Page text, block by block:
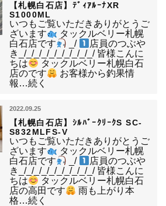
【札幌白石店】ﾃﾞｨｱﾙｰﾅXR
S1000ML
いつもご覧いただきありがとうご
ざいます
タックルベリー札幌
白石店です
_/
店員のつぶや
き_/_/_/_/_/_/_/_/_/_/ 皆様こんに
ちは
タックルベリー札幌白石
店のです
お客様から釣果情
報…続く
2022.09.25
【札幌白石店】ｼﾙﾊﾞｰｸﾘｰｸS SC-
S832MLFS-V
いつもご覧いただきありがとうご
ざいます
タックルベリー札幌
白石店です
_/
店員のつぶや
き_/_/_/_/_/_/_/_/_/_/ 皆様こんに
ちは
タックルベリー札幌白石
店の高田です
雨も上がり本
格…続く